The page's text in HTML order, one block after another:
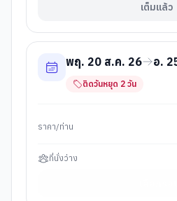
เต็มแล้ว
พฤ. 20 ส.ค. 26 อ.
ติดวันหยุด 2 วัน
ราคา/ท่าน
ที่นั่งว่าง